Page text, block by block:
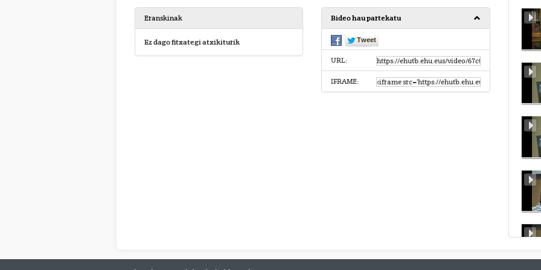
Eranskinak
Ez dago fitxategi atxikiturik
Bideo hau partekatu
URL:
IFRAME: